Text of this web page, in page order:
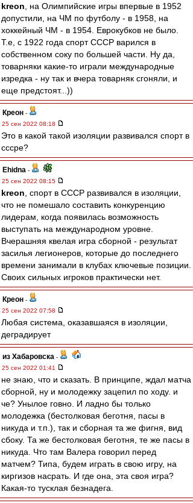
kreon , на Олимпийские игры впервые в 1952
допустили, на ЧМ по футболу - в 1958, на
хоккейный ЧМ - в 1954. Еврокубков не было.
Т.е, с 1922 года спорт СССР варился в
собственном соку по большей части. Ну да,
товарняки какие-то играли международные
изредка - ну так и вчера товарняк сгоняли, и
еще предстоят...))
Креон -
25 сен 2022 08:18
Это в какой такой изоляции развивался спорт в
сссре?
Ehidna -
25 сен 2022 08:15
kreon , спорт в СССР развивался в изоляции,
что не помешало составить конкуренцию
лидерам, когда появилась возможность
выступать на международном уровне.
Вчерашняя квелая игра сборной - результат
засилья легионеров, которые до последнего
времени занимали в клубах ключевые позиции.
Своих сильных игроков практически нет.
Креон -
25 сен 2022 07:58
Любая система, оказавшаяся в изоляции,
деградирует
из Хабаровска -
25 сен 2022 01:41
не знаю, что и сказать. В принципе, ждал матча
сборной, ну и молодежку зацепил по ходу. и
че? Унылое говно. И ладно бы только
молодежка (бестолковая беготня, пасы в
никуда и т.п.), так и сборная та же фигня, вид
сбоку. Та же бестолковая беготня, те же пасы в
никуда. Что там Валера говорил перед
матчем? Типа, будем играть в свою игру, на
киргизов насрать. И где она, эта своя игра?
Какая-то тусклая безнадега.